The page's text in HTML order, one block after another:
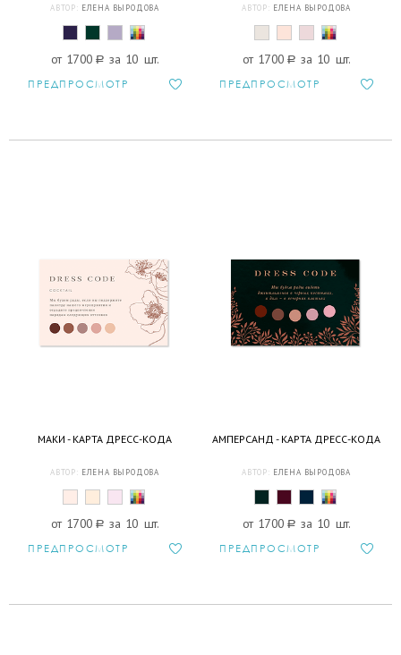
АВТОР: ЕЛЕНА ВЫРОДОВА
от 1700 a за 10 шт.
ПРЕДПРОСМОТР
АВТОР: ЕЛЕНА ВЫРОДОВА
от 1700 a за 10 шт.
ПРЕДПРОСМОТР
МАКИ - КАРТА ДРЕСС-КОДА
АВТОР: ЕЛЕНА ВЫРОДОВА
от 1700 a за 10 шт.
ПРЕДПРОСМОТР
АМПЕРСАНД - КАРТА ДРЕСС-КОДА
АВТОР: ЕЛЕНА ВЫРОДОВА
от 1700 a за 10 шт.
ПРЕДПРОСМОТР